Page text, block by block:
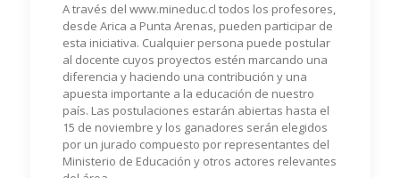
A través del www.mineduc.cl todos los profesores,
desde Arica a Punta Arenas, pueden participar de
esta iniciativa. Cualquier persona puede postular
al docente cuyos proyectos estén marcando una
diferencia y haciendo una contribución y una
apuesta importante a la educación de nuestro
país. Las postulaciones estarán abiertas hasta el
15 de noviembre y los ganadores serán elegidos
por un jurado compuesto por representantes del
Ministerio de Educación y otros actores relevantes